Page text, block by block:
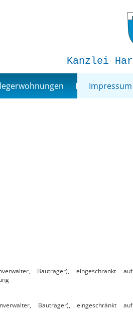
Kanzlei
Impressum
Bauträger), eingeschränkt auf
Bauträger), eingeschränkt auf